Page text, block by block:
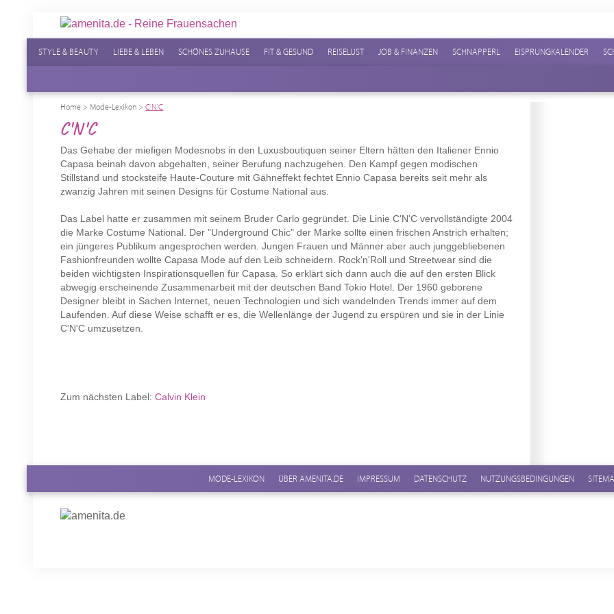
STYLE & BEAUTY LIEBE & LEBEN SCHÖNES ZUHAUSE FIT & GESUND REISELUST JOB & FINANZEN SCHNAPPERL EISPRUNGKALENDER
Home >Mode-Lexikon >C'N'C
C'N'C
Das Gehabe der miefigen Modesnobs in den Luxusboutiquen seiner Eltern hätten den Italiener Ennio
Capasa beinah davon abgehalten, seiner Berufung nachzugehen. Den Kampf gegen modischen
Stillstand und stocksteife Haute-Couture mit Gähneffekt fechtet Ennio Capasa bereits seit mehr als
zwanzig Jahren mit seinen Designs für Costume National aus.
Das Label hatte er zusammen mit seinem Bruder Carlo gegründet. Die Linie C'N'C vervollständigte 2004
die Marke Costume National. Der "Underground Chic" der Marke sollte einen frischen Anstrich erhalten;
ein jüngeres Publikum angesprochen werden. Jungen Frauen und Männer aber auch junggebliebenen
Fashionfreunden wollte Capasa Mode auf den Leib schneidern. Rock'n'Roll und Streetwear sind die
beiden wichtigsten Inspirationsquellen für Capasa. So erklärt sich dann auch die auf den ersten Blick
abwegig erscheinende Zusammenarbeit mit der deutschen Band Tokio Hotel. Der 1960 geborene
Designer bleibt in Sachen Internet, neuen Technologien und sich wandelnden Trends immer auf dem
Laufenden. Auf diese Weise schafft er es, die Wellenlänge der Jugend zu erspüren und sie in der Linie
C'N'C umzusetzen.
Zum nächsten Label:Calvin Klein
MODE-LEXIKON ÜBER AMENITA.DE IMPRESSUM DATENSCHUTZ NUTZUNGSBEDINGUNGEN